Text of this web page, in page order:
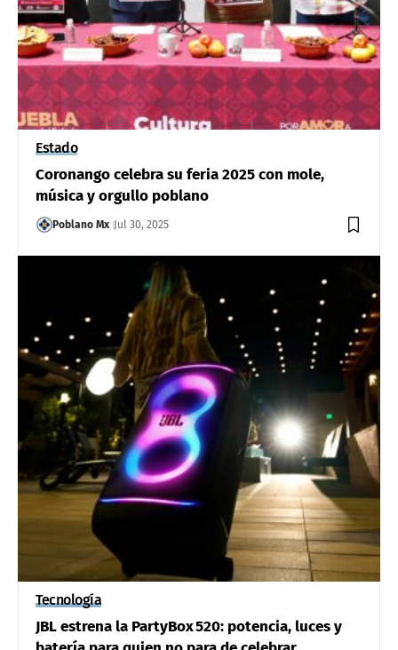
Estado
Coronango celebra su feria 2025 con mole,
música y orgullo poblano
Poblano Mx Jul 30, 2025
Tecnología
JBL estrena la PartyBox 520: potencia, luces y